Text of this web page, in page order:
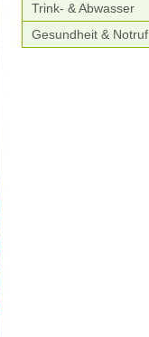
Trink- & Abwasser
Gesundheit & Notruf